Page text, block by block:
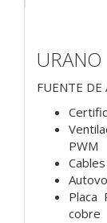
FUENTE
PWM
Placa
cobre